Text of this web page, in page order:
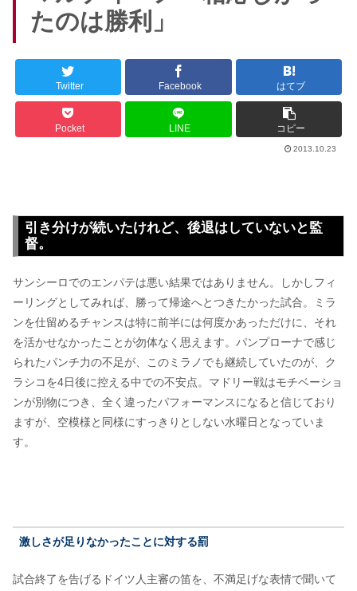
たのは勝利」
Twitter Facebook はてブ
Pocket LINE コピー
2013.10.23
引き分けが続いたけれど、後退はしていないと監
督。
サンシーロでのエンパテは悪い結果ではありません。しかしフィ
ーリングとしてみれば、勝って帰途へとつきたかった試合。ミラ
ンを仕留めるチャンスは特に前半には何度かあっただけに、それ
を活かせなかったことが勿体なく思えます。パンプローナで感じ
られたパンチ力の不足が、このミラノでも継続していたのが、ク
ラシコを4日後に控える中での不安点。マドリー戦はモチベーショ
ンが別物につき、全く違ったパフォーマンスになると信じており
ますが、空模様と同様にすっきりとしない水曜日となっていま
す。
激しさが足りなかったことに対する罰
試合終了を告げるドイツ人主審の笛を、不満足げな表情で聞いて